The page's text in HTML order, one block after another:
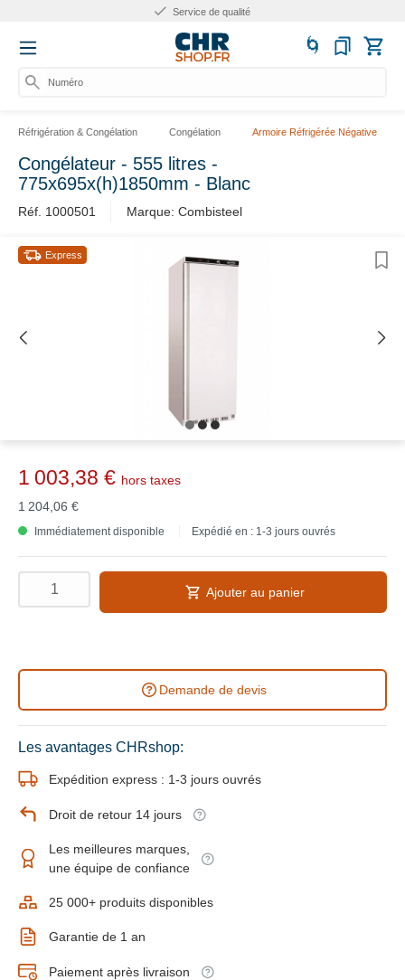
Service de qualité
Numéro d'
Réfrigération & Congélation Congélation Armoire Réfrigérée Négative
Congélateur - 555 litres -
775x695x(h)1850mm - Blanc
Réf. 1000501 Marque: Combisteel
Express
1 003,38 € hors taxes
1 204,06 €
Immédiatement disponible Expédié en : 1-3 jours ouvrés
Ajouter au panier
Demande de devis
Les avantages CHRshop:
Expédition express : 1-3 jours ouvrés
Droit de retour 14 jours
Les meilleures marques,
une équipe de confiance
25 000+ produits disponibles
Garantie de 1 an
Paiement après livraison